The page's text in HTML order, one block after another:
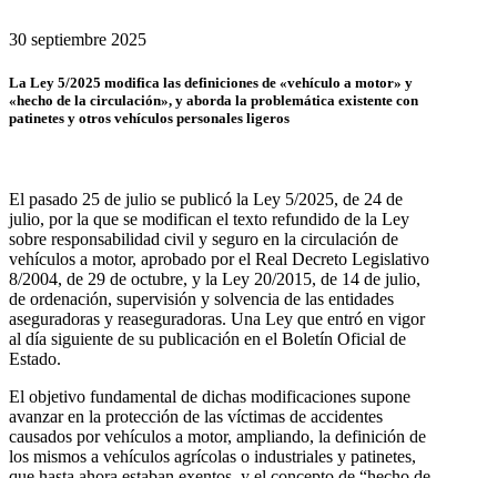
30 septiembre 2025
La Ley 5/2025 modifica las definiciones de «vehículo a motor» y
«hecho de la circulación», y aborda la problemática existente con
patinetes y otros vehículos personales ligeros
El pasado 25 de julio se publicó la Ley 5/2025, de 24 de
julio, por la que se modifican el texto refundido de la Ley
sobre responsabilidad civil y seguro en la circulación de
vehículos a motor, aprobado por el Real Decreto Legislativo
8/2004, de 29 de octubre, y la Ley 20/2015, de 14 de julio,
de ordenación, supervisión y solvencia de las entidades
aseguradoras y reaseguradoras. Una Ley que entró en vigor
al día siguiente de su publicación en el Boletín Oficial de
Estado.
El objetivo fundamental de dichas modificaciones supone
avanzar en la protección de las víctimas de accidentes
causados por vehículos a motor, ampliando, la definición de
los mismos a vehículos agrícolas o industriales y patinetes,